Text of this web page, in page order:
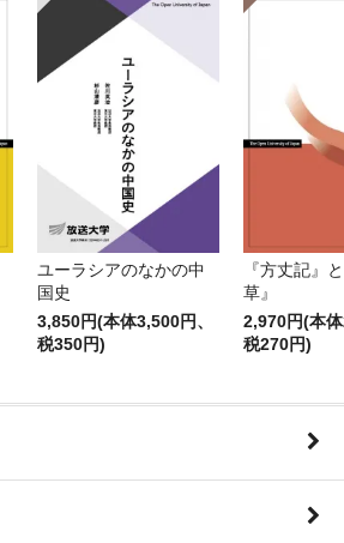
ユーラシアのなかの中
国史
3,850円(本体3,500円、
税350円)
『方丈記』
草』
2,970円(本
税270円)